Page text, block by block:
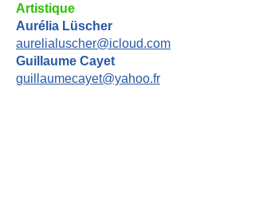
Artistique
Aurélia Lüscher
aurelialuscher@icloud.com
Guillaume Cayet
guillaumecayet@yahoo.fr